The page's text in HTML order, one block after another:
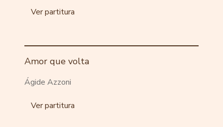
Ver partitura
Amor que volta
Ágide Azzoni
Ver partitura